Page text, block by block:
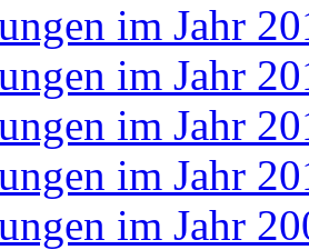
im Jahr
im Jahr
im Jahr
im Jahr
im Jahr